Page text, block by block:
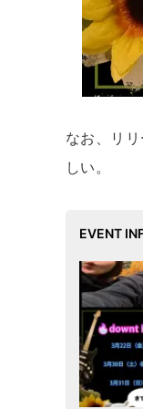
なお、リ
しい。
EVENT